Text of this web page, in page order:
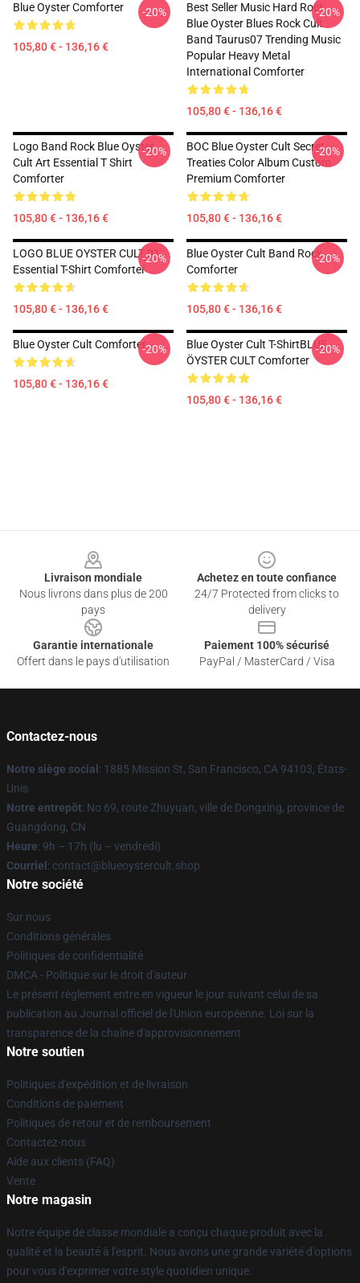
Blue Oyster Comforter
105,80 € - 136,16 €
-20%
Best Seller Music Hard Rock
Blue Oyster Blues Rock Cult
Band Taurus07 Trending Music
Popular Heavy Metal
International Comforter
105,80 € - 136,16 €
-20%
Logo Band Rock Blue Oyster
Cult Art Essential T Shirt
Comforter
105,80 € - 136,16 €
-20%
BOC Blue Oyster Cult Secret
Treaties Color Album Custom
Premium Comforter
105,80 € - 136,16 €
-20%
LOGO BLUE OYSTER CULT 01
Essential T-Shirt Comforter
105,80 € - 136,16 €
-20%
Blue Oyster Cult Band Rock
Comforter
105,80 € - 136,16 €
-20%
Blue Oyster Cult Comforter
105,80 € - 136,16 €
-20%
Blue Oyster Cult T-ShirtBLUE
ÖYSTER CULT Comforter
105,80 € - 136,16 €
-20%
Livraison mondiale
Nous livrons dans plus de 200
pays
Achetez en toute confiance
24/7 Protected from clicks to
delivery
Garantie internationale
Offert dans le pays d'utilisation
Paiement 100% sécurisé
PayPal / MasterCard / Visa
Contactez-nous
Notre siège social : 1885 Mission St, San Francisco, CA 94103, États-
Unis
Notre entrepôt: No 69, route Zhuyuan, ville de Dongxing, province de
Guangdong, CN
Heure: 9h – 17h (lu – vendredi)
Courriel : contact@blueoystercult.shop
Notre société
Sur nous
Conditions générales
Politiques de confidentialité
DMCA - Politique sur le droit d'auteur
Le présent règlement entre en vigueur le jour suivant celui de sa
publication au Journal officiel de l'Union européenne. Loi sur la
transparence de la chaîne d'approvisionnement
Notre soutien
Politiques d'expédition et de livraison
Conditions de paiement
Politiques de retour et de remboursement
Contactez-nous
Aide aux clients (FAQ)
Vente
Notre magasin
Notre équipe de classe mondiale a conçu chaque produit avec la
qualité et la beauté à l'esprit. Nous avons une grande variété d'options
pour vous d'exprimer votre style quotidien unique.